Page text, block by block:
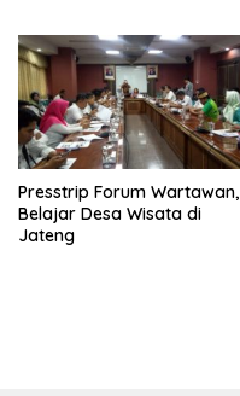
Presstrip Forum Wartawan,
Belajar Desa Wisata di
Jateng